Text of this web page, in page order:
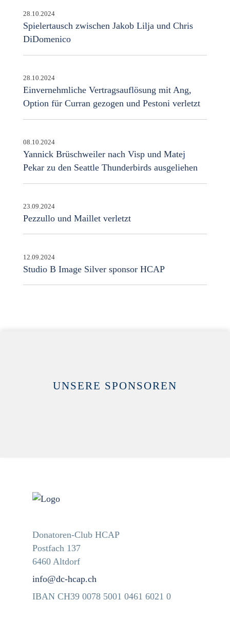
28.10.2024
Spielertausch zwischen Jakob Lilja und Chris
DiDomenico
28.10.2024
Einvernehmliche Vertragsauflösung mit Ang,
Option für Curran gezogen und Pestoni verletzt
08.10.2024
Yannick Brüschweiler nach Visp und Matej
Pekar zu den Seattle Thunderbirds ausgeliehen
23.09.2024
Pezzullo und Maillet verletzt
12.09.2024
Studio B Image Silver sponsor HCAP
UNSERE SPONSOREN
Donatoren-Club HCAP
Postfach 137
6460 Altdorf
info@dc-hcap.ch
IBAN CH39 0078 5001 0461 6021 0